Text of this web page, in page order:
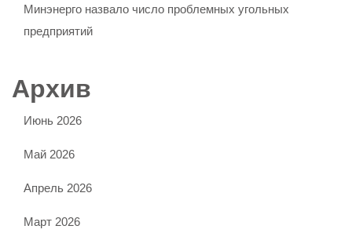
Минэнерго назвало число проблемных угольных
предприятий
Архив
Июнь 2026
Май 2026
Апрель 2026
Март 2026